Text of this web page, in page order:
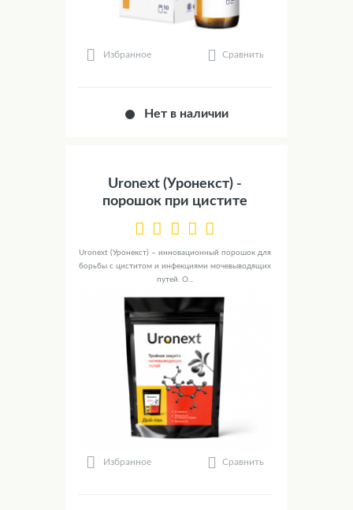
Избранное Сравнить
Нет в наличии
Uronext (Уронекст) -
порошок при цистите
Uronext (Уронекст) – инновационный порошок для
борьбы с циститом и инфекциями мочевыводящих
путей. О...
Избранное Сравнить